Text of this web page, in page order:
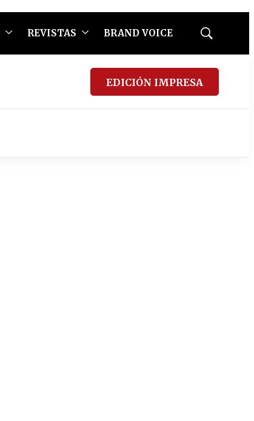
REVISTAS BRAND VOICE
Mostrar
EDICIÓN IMPRESA